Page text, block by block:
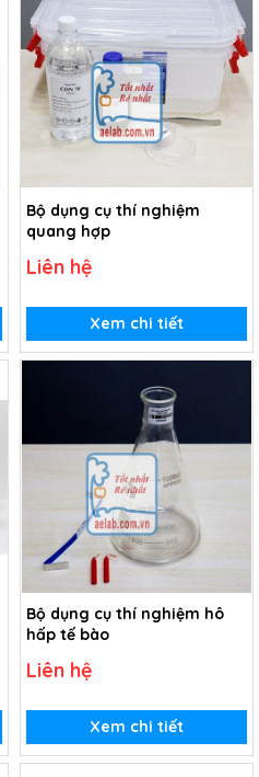
Bộ dụng cụ thí nghiệm
quang hợp
Liên hệ
Xem chi tiết
Bộ dụng cụ thí nghiệm hô
hấp tế bào
Liên hệ
Xem chi tiết